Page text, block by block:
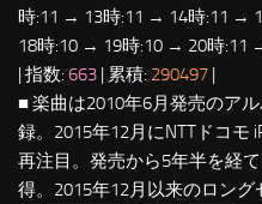
時:11 → 13時:11 → 14時:11 →
18時:10 → 19時:10 → 20時:11
| 指数: 663 | 累積: 290497 |
■ 楽曲は2010年6月発売のア
録。2015年12月にNTTドコモ
再注目。発売から5年半を経
得。2015年12月以来のロング